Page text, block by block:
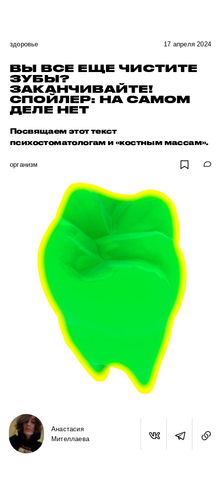
здоровье 17 апреля 2024
ВЫ ВСЕ ЕЩЕ ЧИСТИТЕ
ЗУБЫ?
ЗАКАНЧИВАЙТЕ!
СПОЙЛЕР: НА САМОМ
ДЕЛЕ НЕТ
Посвящаем этот текст
психостоматологам и «костным массам».
организм
Анастасия
Мителлаева